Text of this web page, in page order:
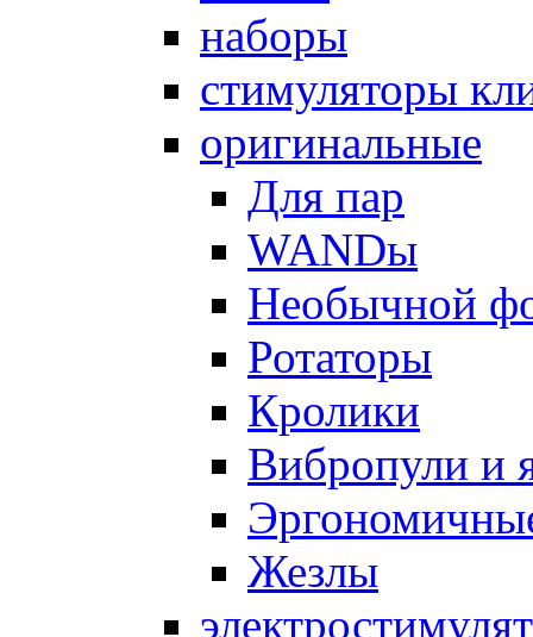
наборы
стимуляторы
оригинальные
Для пар
WANDы
Необычной
Ротаторы
Кролики
Вибропули и
Жезлы